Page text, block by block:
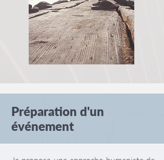
Préparation d'un
événement